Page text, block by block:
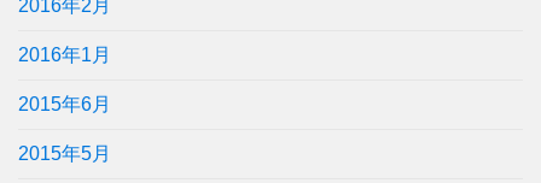
2016年2月
2016年1月
2015年6月
2015年5月